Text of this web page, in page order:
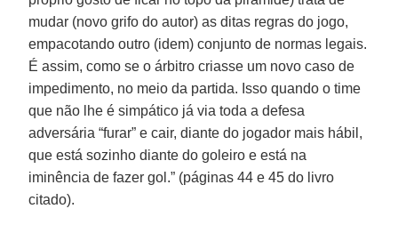
mudar (novo grifo do autor) as ditas regras do jogo,
empacotando outro (idem) conjunto de normas legais.
É assim, como se o árbitro criasse um novo caso de
impedimento, no meio da partida. Isso quando o time
que não lhe é simpático já via toda a defesa
adversária “furar” e cair, diante do jogador mais hábil,
que está sozinho diante do goleiro e está na
iminência de fazer gol.” (páginas 44 e 45 do livro
citado).